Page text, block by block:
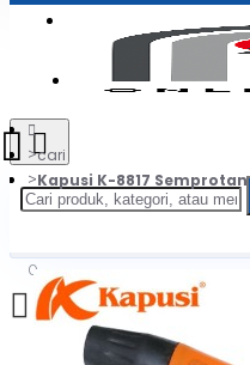
0
Daftar belanja Anda
cari
Kapusi K-8817